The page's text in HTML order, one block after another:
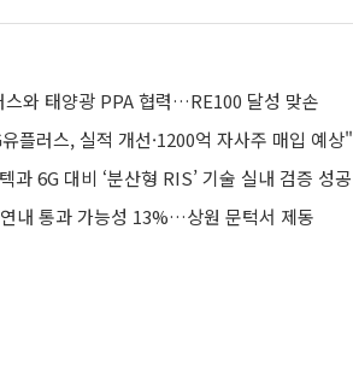
스와 태양광 PPA 협력…RE100 달성 맞손
플러스, 실적 개선·1200억 자사주 매입 예상"
과 6G 대비 ‘분산형 RIS’ 기술 실내 검증 성공
내 통과 가능성 13%…상원 문턱서 제동